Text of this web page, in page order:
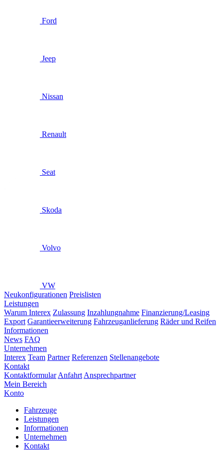
Ford
Jeep
Nissan
Renault
Seat
Skoda
Volvo
VW
Neukonfigurationen Preislisten
Leistungen
Warum Interex Zulassung Inzahlungnahme Finanzierung/Leasing
Export Garantieerweiterung Fahrzeuganlieferung Räder und Reifen
Informationen
News FAQ
Unternehmen
Interex Team Partner Referenzen Stellenangebote
Kontakt
Kontaktformular Anfahrt Ansprechpartner
Mein Bereich
Konto
Fahrzeuge
Leistungen
Informationen
Unternehmen
Kontakt